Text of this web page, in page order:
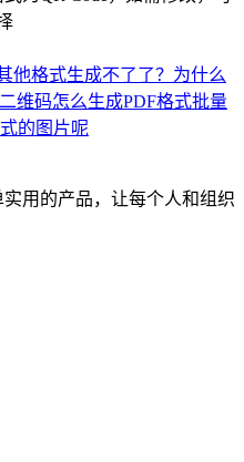
他格式生成不了了？ 为什么
二维码怎么生成PDF格式批量
的图片呢
用的产品，让每个人和组织